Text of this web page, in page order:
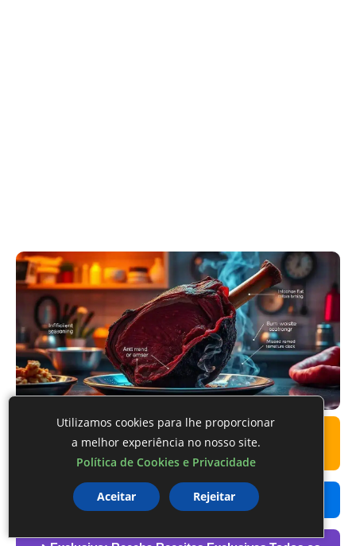
Método Perfeito para uma Refeição Irresistível
➜ Leia também:Coxinha de Jaca Vegana
Utilizamos cookies para lhe proporcionar
a melhor experiência no nosso site.
Política de Cookies e Privacidade
Aceitar Rejeitar